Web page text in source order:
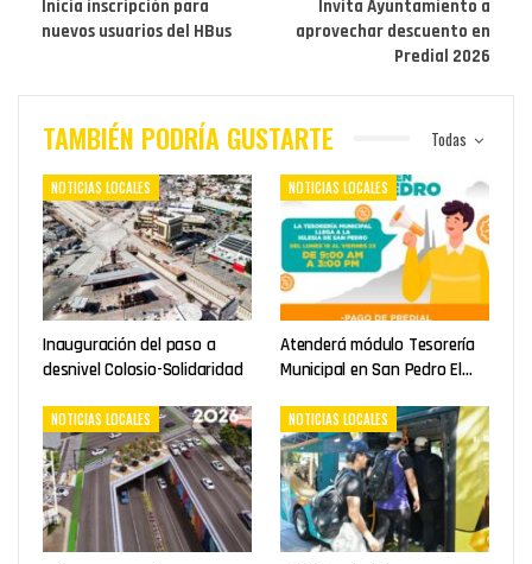
Inicia inscripción para
nuevos usuarios del HBus
Invita Ayuntamiento a
aprovechar descuento en
Predial 2026
Todas
TAMBIÉN PODRÍA GUSTARTE
NOTICIAS LOCALES
Inauguración del paso a
desnivel Colosio-Solidaridad
NOTICIAS LOCALES
Atenderá módulo Tesorería
Municipal en San Pedro El…
NOTICIAS LOCALES NOTICIAS LOCALES